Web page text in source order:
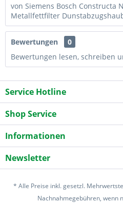
von Siemens Bosch Constructa
Metallfettfilter
Bewertungen
0
Bewertungen lesen, schreiben
Service Hotline
Shop Service
Informationen
Newsletter
* Alle Preise inkl. gesetzl.
Nachnahmegebühren, wenn